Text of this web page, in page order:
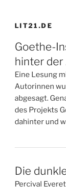
LIT21.DE
Goethe-
hinter der
Eine Lesung
Autorinnen
abgesagt.
des Projekts
dahinter und
Die
Percival